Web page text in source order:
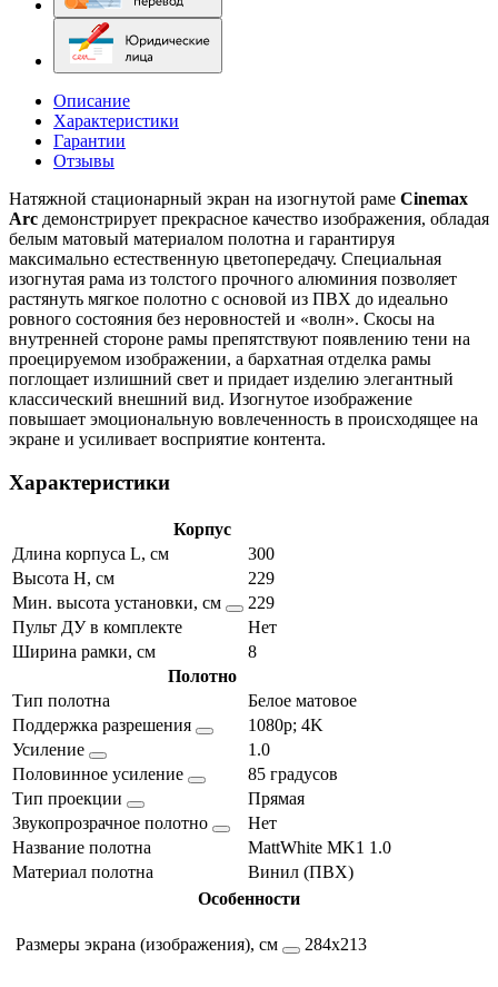
Описание
Характеристики
Гарантии
Отзывы
Натяжной стационарный экран на изогнутой раме Cinemax
Arc демонстрирует прекрасное качество изображения, обладая
белым матовый материалом полотна и гарантируя
максимально естественную цветопередачу. Специальная
изогнутая рама из толстого прочного алюминия позволяет
растянуть мягкое полотно с основой из ПВХ до идеально
ровного состояния без неровностей и «волн». Скосы на
внутренней стороне рамы препятствуют появлению тени на
проецируемом изображении, а бархатная отделка рамы
поглощает излишний свет и придает изделию элегантный
классический внешний вид. Изогнутое изображение
повышает эмоциональную вовлеченность в происходящее на
экране и усиливает восприятие контента.
Характеристики
Корпус
Длина корпуса L, см
300
Высота H, см
229
Мин. высота установки, см
229
Пульт ДУ в комплекте
Нет
Ширина рамки, см
8
Полотно
Тип полотна
Белое матовое
Поддержка разрешения
1080p; 4K
Усиление
1.0
Половинное усиление
85 градусов
Тип проекции
Прямая
Звукопрозрачное полотно
Нет
Название полотна
MattWhite MK1 1.0
Материал полотна
Винил (ПВХ)
Особенности
Размеры экрана (изображения), см 284х213